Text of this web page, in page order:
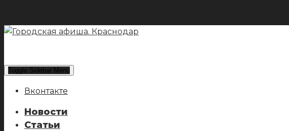
Toggle Sidebar Menu
Вконтакте
Новости
Статьи